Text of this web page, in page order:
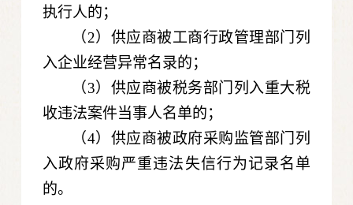
执行人的；
（2）供应商被工商行政管理部门列
入企业经营异常名录的；
（3）供应商被税务部门列入重大税
收违法案件当事人名单的；
（4）供应商被政府采购监管部门列
入政府采购严重违法失信行为记录名单
的。